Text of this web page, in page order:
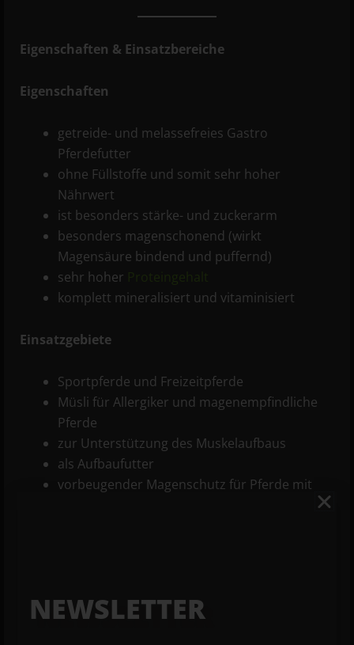
Eigenschaften & Einsatzbereiche
Eigenschaften
getreide- und melassefreies Gastro
Pferdefutter
ohne Füllstoffe und somit sehr hoher
Nährwert
ist besonders stärke- und zuckerarm
besonders magenschonend (wirkt
Magensäure bindend und puffernd)
sehr hoher
komplett mineralisiert und vitaminisiert
Einsatzgebiete
Sportpferde und Freizeitpferde
Müsli für Allergiker und magenempfindliche
Pferde
zur Unterstützung des Muskelaufbaus
als Aufbaufutter
vorbeugender Magenschutz für Pferde mit
NEWSLETTER